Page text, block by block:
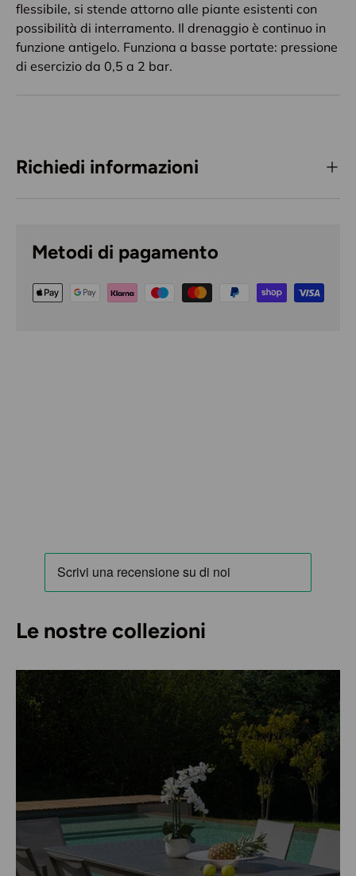
flessibile, si stende attorno alle piante esistenti con
possibilità di interramento. Il drenaggio è continuo in
funzione antigelo. Funziona a basse portate: pressione
di esercizio da 0,5 a 2 bar.
Richiedi informazioni
Metodi di pagamento
Le nostre collezioni